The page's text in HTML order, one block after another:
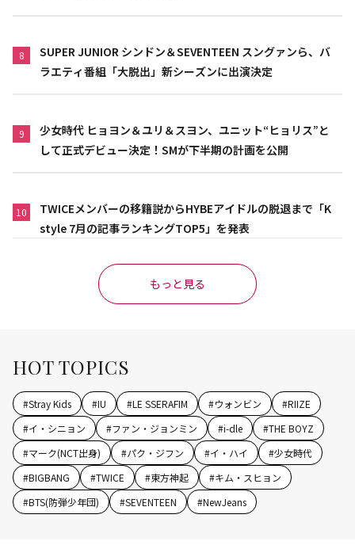
8
SUPER JUNIOR シンドン＆SEVENTEEN スングァンら、バ
ラエティ番組「大脱出」新シーズンに出演決定
9
少女時代 ヒョヨン＆ユリ＆スヨン、ユニット“ヒョリス”と
して正式デビュー決定！SMが下半期の計画を公開
10
TWICEメンバーの移籍説からHYBEアイドルの脱退まで「K
style 7月の記事ランキングTOP5」を発表
もっと見る
HOT TOPICS
#Stray Kids #IU #LE SSERAFIM #ウォンビン #RIIZE
#イ・シニョン #ファン・ジョンミン #i-dle #THE BOYZ
#マーク(NCT出身) #パク・ジフン #イ・ハイ #少女時代
#BIGBANG #TWICE #東方神起 #キム・スヒョン
#BTS(防弾少年団) #SEVENTEEN #NewJeans